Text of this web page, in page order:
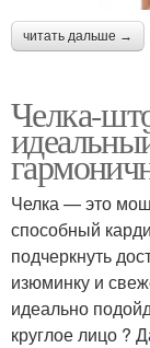
читать дальше →
Челка-
Челка — это
способный
подчеркнуть
изюминку и
идеально
круглое лицо ?